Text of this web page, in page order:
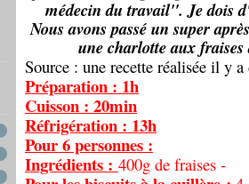
médecin du travail". Je dois
Nous avons passé un super
une charlotte aux
Source : une recette réalisée il y
Préparation : 1h
Cuisson : 20min
Réfrigération : 13h
Pour 6 personnes :
Ingrédients : 400g de fraises -